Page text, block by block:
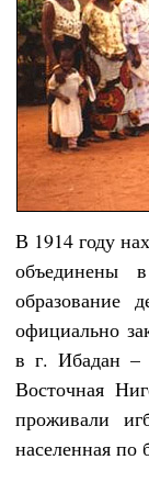
В 1914 году
объединены
образование
официально
в г. Ибадан –
Восточная
проживали
населенная по